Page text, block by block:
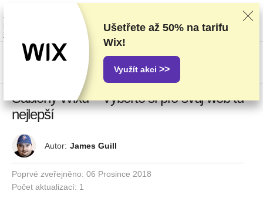
Poskytovatele hodnotíme na základě důkladného testování a průzkumu,
ale také s ohledem na vaši zpětnou vazbu a naše obchodní dohody s
poskytovateli. Tato stránka obsahuje partnerské odkazy.Prohlášení o
inzerci
Šablony Wixu – Vyberte si pro svůj web tu
nejlepší
Autor: James Guill
Poprvé zveřejněno: 06 Prosince 2018
Počet aktualizací: 1
Ušetřete až 50% na tarifu
Wix!
Využít akci >>